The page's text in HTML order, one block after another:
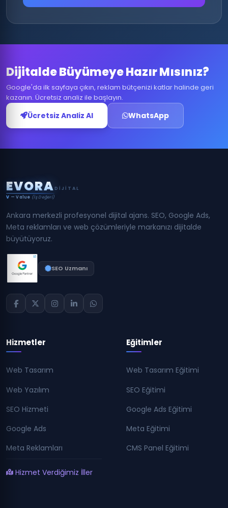
Dijitalde Büyümeye Hazır Mısınız?
Google'da ilk sayfaya çıkın, reklam bütçenizi katlar halinde geri
kazanın. Ücretsiz analiz ile başlayın.
Ücretsiz Analiz Al WhatsApp
EVORA DIJITAL
V — Value (İş Değeri)
Ankara merkezli profesyonel dijital ajans. SEO, Google Ads,
Meta reklamları ve web çözümleriyle markanızı dijitalde
büyütüyoruz.
SEO Uzmanı
Hizmetler
Web Tasarım
Web Yazılım
SEO Hizmeti
Google Ads
Meta Reklamları
Hizmet Verdiğimiz İller
Eğitimler
Web Tasarım Eğitimi
SEO Eğitimi
Google Ads Eğitimi
Meta Eğitimi
CMS Panel Eğitimi